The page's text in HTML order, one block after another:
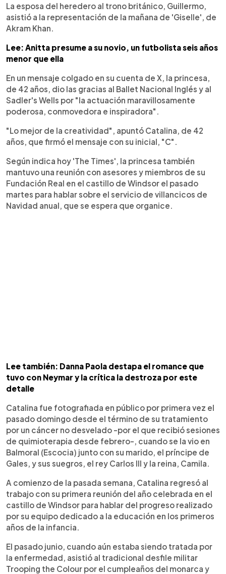
La esposa del heredero al trono británico, Guillermo,
asistió a la representación de la mañana de 'Giselle', de
Akram Khan.
Lee: Anitta presume a su novio, un futbolista seis años
menor que ella
En un mensaje colgado en su cuenta de X, la princesa,
de 42 años, dio las gracias al Ballet Nacional Inglés y al
Sadler's Wells por "la actuación maravillosamente
poderosa, conmovedora e inspiradora".
"Lo mejor de la creatividad", apuntó Catalina, de 42
años, que firmó el mensaje con su inicial, "C".
Según indica hoy 'The Times', la princesa también
mantuvo una reunión con asesores y miembros de su
Fundación Real en el castillo de Windsor el pasado
martes para hablar sobre el servicio de villancicos de
Navidad anual, que se espera que organice.
Lee también: Danna Paola destapa el romance que
tuvo con Neymar y la crítica la destroza por este
detalle
Catalina fue fotografiada en público por primera vez el
pasado domingo desde el término de su tratamiento
por un cáncer no desvelado -por el que recibió sesiones
de quimioterapia desde febrero-, cuando se la vio en
Balmoral (Escocia) junto con su marido, el príncipe de
Gales, y sus suegros, el rey Carlos III y la reina, Camila.
A comienzo de la pasada semana, Catalina regresó al
trabajo con su primera reunión del año celebrada en el
castillo de Windsor para hablar del progreso realizado
por su equipo dedicado a la educación en los primeros
años de la infancia.
El pasado junio, cuando aún estaba siendo tratada por
la enfermedad, asistió al tradicional desfile militar
Trooping the Colour por el cumpleaños del monarca y